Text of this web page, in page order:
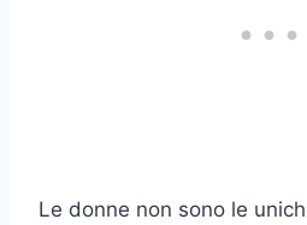
Le donne non sono le